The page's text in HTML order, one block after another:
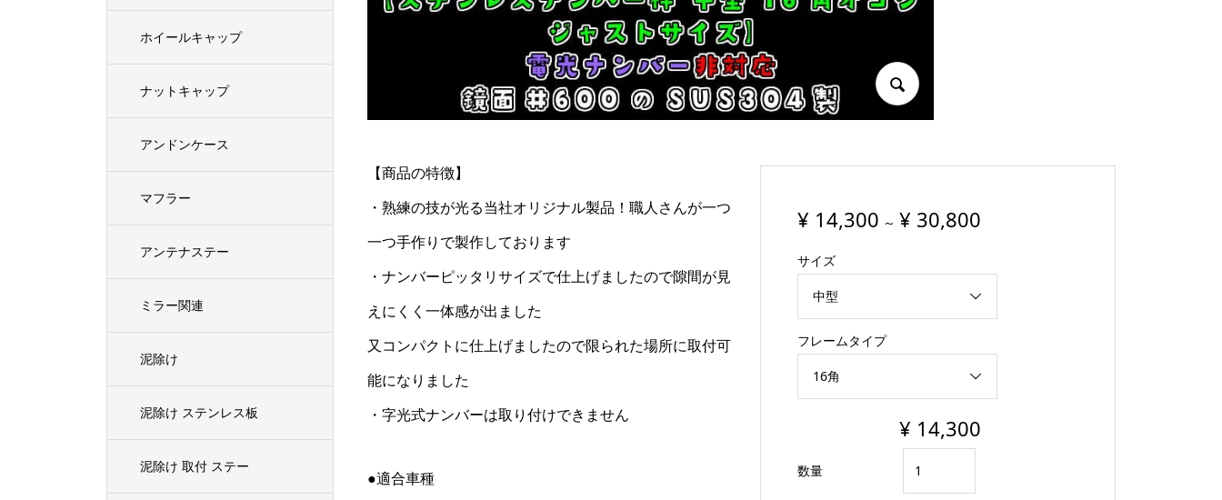
【商品の特徴】
・熟練の技が光る当社オリジナル製品！職人さんが一つ
一つ手作りで製作しております
・ナンバーピッタリサイズで仕上げましたので隙間が見
えにくく一体感が出ました
又コンパクトに仕上げましたので限られた場所に取付可
能になりました
・字光式ナンバーは取り付けできません
●適合車種
¥ 14,300 ～ ¥ 30,800
サイズ
フレームタイプ
¥ 14,300
数量
ホイールキャップ
ナットキャップ
アンドンケース
マフラー
アンテナステー
ミラー関連
泥除け
泥除け ステンレス板
泥除け 取付 ステー